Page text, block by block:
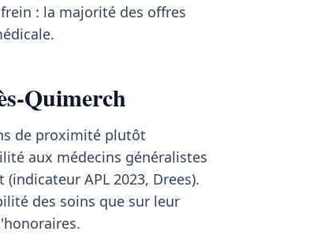
: la majorité des offres
Quimerch
de proximité plutôt
aux médecins généralistes
APL 2023, Drees).
des soins que sur leur